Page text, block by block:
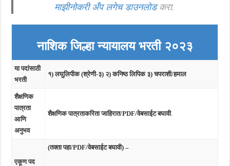
माझीनोकरी अँप लगेच डाउनलोडकरा.
नाशिक जिल्हा न्यायालय भरती २०२३
या पदांसाठी
भरती
१) लघुलिपीक (श्रेणी-३) २) कनिष्ठ लिपिक ३) चपराशी/हमाल
शैक्षणिक
पात्रता
आणि
अनुभव
शैक्षणिक पात्रताकरिता जाहिरात/PDF/वेबसाईट बघावी.
एकूण पद
(तक्ता पहा/PDF/वेबसाईट बघावी) –